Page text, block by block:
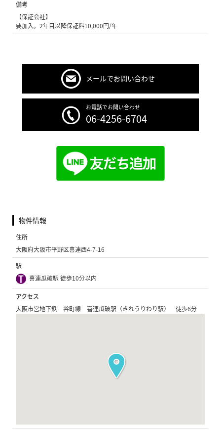
備考
【保証会社】
要加入。2年目以降保証料10,000円/年
メールでお問い合わせ
お電話でお問い合わせ
06-4256-6704
物件情報
住所
大阪府大阪市平野区喜連西4-7-16
駅
喜連瓜破駅 徒歩10分以内
アクセス
大阪市営地下鉄 谷町線 喜連瓜破駅（きれうりわり駅） 徒歩6分